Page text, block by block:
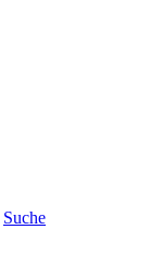
Suche